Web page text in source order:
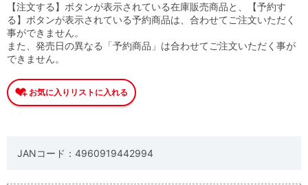
【注文する】ボタンが表示されている在庫販売商品と、【予約す
る】ボタンが表示されている予約商品は、合わせてご注文いただく
事ができません。
また、発売日の異なる「予約商品」は合わせてご注文いただく事が
できません。
JANコード：4960919442994